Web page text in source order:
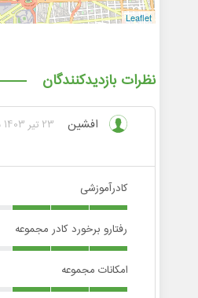
Leaflet
نظرات بازدیدکنندگان
افشین
23 تیر 1403 ساعت 16:13
کادرآموزشی
رفتارو برخورد کادر مجموعه
امکانات مجموعه